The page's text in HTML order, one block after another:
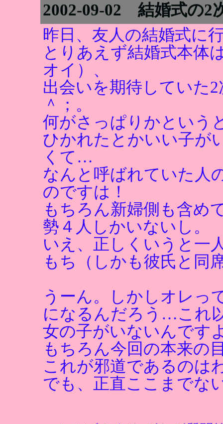
2002-09-02 結婚式の2
昨日、友人の結婚式に
とりあえず結婚式本体
オイ）、
出会いを期待していた
＾；。
何がさっぱりかという
ひかれたとかいい子が
くて…
なんと呼ばれていた人
のですは！
もちろん新婦側も含め
勢４人しかいないし。
いえ、正しくいうと一
もち（しかも彼氏と同
うーん。しかしオレっ
になるんだろう…これ
女の子がいないんです
もちろん今回の本来の
これが邪道であるのは
でも、正直ここまでな